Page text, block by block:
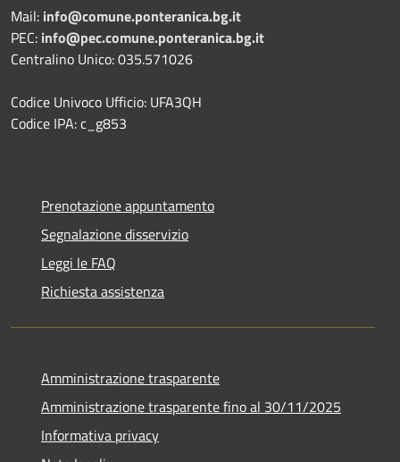
Mail: info@comune.ponteranica.bg.it
PEC: info@pec.comune.ponteranica.bg.it
Centralino Unico: 035.571026
Codice Univoco Ufficio: UFA3QH
Codice IPA: c_g853
Prenotazione appuntamento
Segnalazione disservizio
Leggi le FAQ
Richiesta assistenza
Amministrazione trasparente
Amministrazione trasparente fino al 30/11/2025
Informativa privacy